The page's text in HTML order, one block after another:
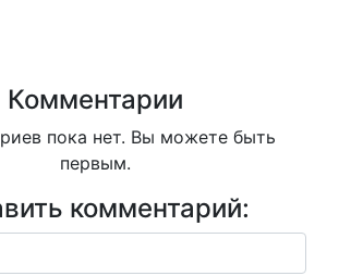
Комментарии
пока нет. Вы можете быть
первым.
комментарий: